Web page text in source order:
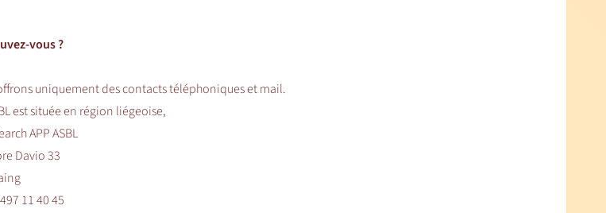
vous ?
uniquement des contacts téléphoniques et mail.
est située en région liégeoise,
APP ASBL
Davio 33
11 40 45